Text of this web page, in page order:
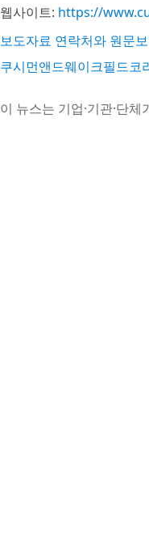
웹사이트: https://
보도자료 연락처와 원문
쿠시먼앤드웨이크필드코
이 뉴스는 기업·기관·단